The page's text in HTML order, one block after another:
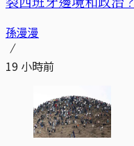
孫漫漫
19 小時前